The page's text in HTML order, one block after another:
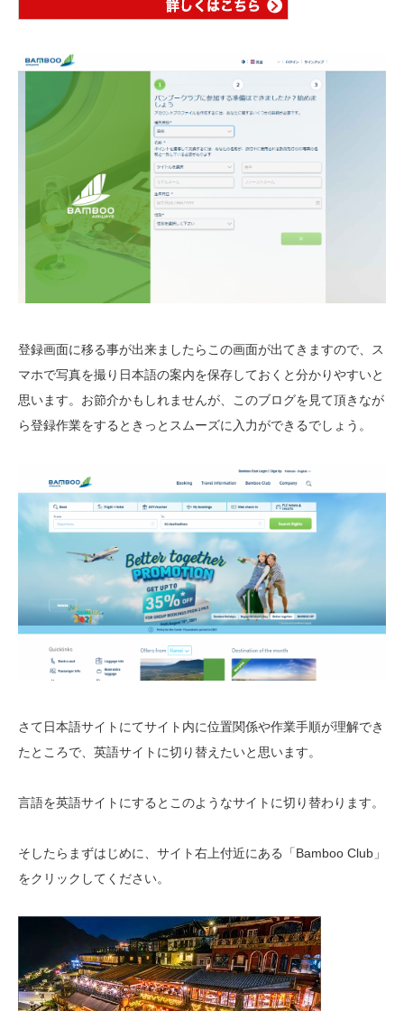
登録画面に移る事が出来ましたらこの画面が出てきますので、ス
マホで写真を撮り日本語の案内を保存しておくと分かりやすいと
思います。お節介かもしれませんが、このブログを見て頂きなが
ら登録作業をするときっとスムーズに入力ができるでしょう。
さて日本語サイトにてサイト内に位置関係や作業手順が理解でき
たところで、英語サイトに切り替えたいと思います。
言語を英語サイトにするとこのようなサイトに切り替わります。
そしたらまずはじめに、サイト右上付近にある「Bamboo Club」
をクリックしてください。